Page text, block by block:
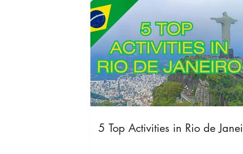
5 Top Activities in Rio de